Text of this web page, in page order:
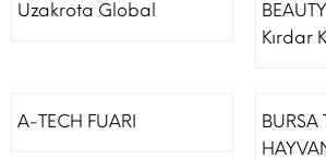
Uzakrota Global
Kırdar
A-TECH FUARI
BURSA